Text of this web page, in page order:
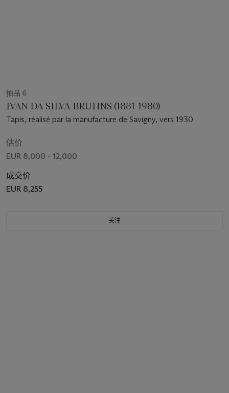
拍品 6
IVAN DA SILVA BRUHNS (1881-1980)
Tapis, réalisé par la manufacture de Savigny, vers 1930
估价
EUR 8,000 - 12,000
成交价
EUR 8,255
关注